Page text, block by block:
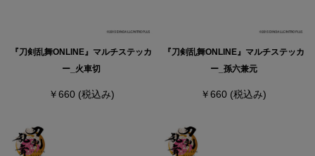
『刀剣乱舞ONLINE』マルチステッカ
ー_火車切
￥660 (税込み)
『刀剣乱舞ONLINE』マルチステッカ
ー_孫六兼元
￥660 (税込み)